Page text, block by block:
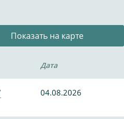
Показать на карте
Дата
04.08.2026